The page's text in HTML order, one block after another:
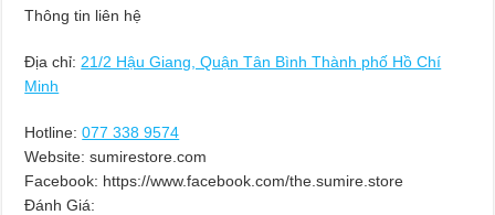
Thông tin liên hệ
Địa chỉ: 21/2 Hậu Giang, Quận Tân Bình Thành phố Hồ Chí
Minh
Hotline: 077 338 9574
Website: sumirestore.com
Facebook: https://www.facebook.com/the.sumire.store
Đánh Giá: